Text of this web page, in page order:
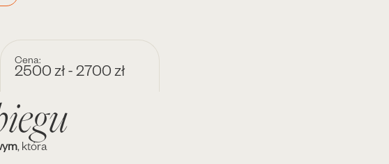
Cena:
2500 zł - 2700 zł
, która